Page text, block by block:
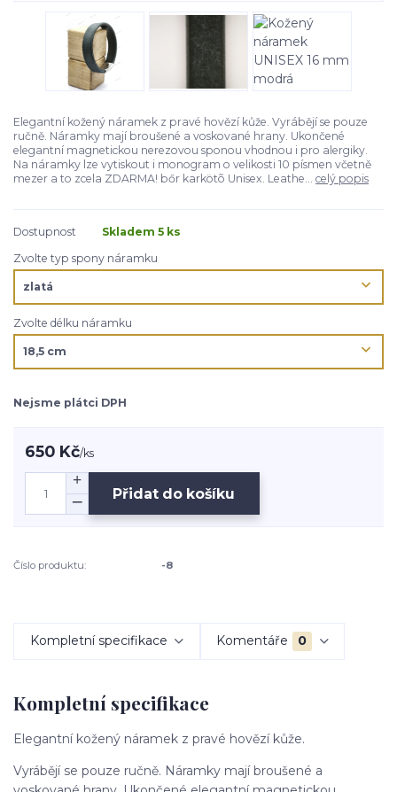
Elegantní kožený náramek z pravé hovězí kůže. Vyrábějí se pouze
ručně. Náramky mají broušené a voskované hrany. Ukončené
elegantní magnetickou nerezovou sponou vhodnou i pro alergiky.
Na náramky lze vytiskout i monogram o velikosti 10 písmen včetně
mezer a to zcela ZDARMA! bőr karkötõ Unisex. Leathe... celý popis
Dostupnost
Skladem 5 ks
Zvolte typ spony náramku
Zvolte délku náramku
Nejsme plátci DPH
650 Kč/ks
Přidat do košíku
Číslo produktu: -8
Kompletní specifikace Komentáře 0
Kompletní specifikace
Elegantní kožený náramek z pravé hovězí kůže.
Vyrábějí se pouze ručně. Náramky mají broušené a